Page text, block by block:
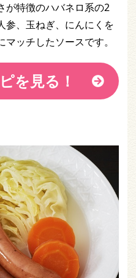
が特徴のハバネロ系の2
参、玉ねぎ、にんにくを
ッチしたソースです。
を見る！